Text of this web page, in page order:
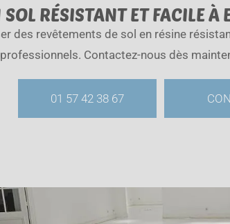
RÉSISTANT ET FACILE À
des revêtements de sol en résine
professionnels. Contactez-nous dès
01 57 42 38 67